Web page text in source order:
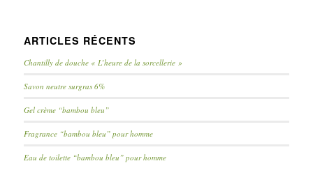
ARTICLES RÉCENTS
Chantilly de douche « L’heure de la sorcellerie »
Savon neutre surgras 6%
Gel crème “bambou bleu”
Fragrance “bambou bleu” pour homme
Eau de toilette “bambou bleu” pour homme